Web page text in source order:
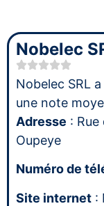
Nobelec
Nobelec SRL
une note
Adresse : Rue
Oupeye
Numéro de
Site internet :